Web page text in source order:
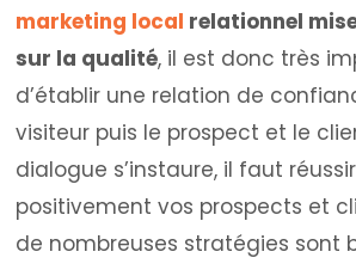
marketing local relationnel
sur la qualité, il est donc très
d’établir une relation de
visiteur puis le prospect et le
dialogue s’instaure, il faut
positivement vos prospects et
de nombreuses stratégies sont